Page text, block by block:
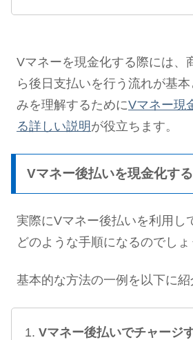
Vマネーを現金化する際には、
ら後日支払いを行う流れが基
みを理解するためにVマネー現
る詳しい説明 が役立ちます。
Vマネー後払いを現金化す
実際にVマネー後払いを利用し
どのような手順になるのでしょ
基本的な方法の一例を以下に紹
Vマネー後払いでチャージ